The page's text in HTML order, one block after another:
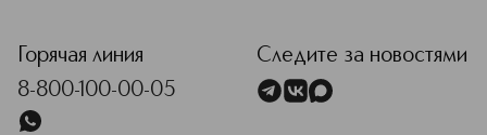
Горячая линия
8-800-100-00-05
Следите за новостями